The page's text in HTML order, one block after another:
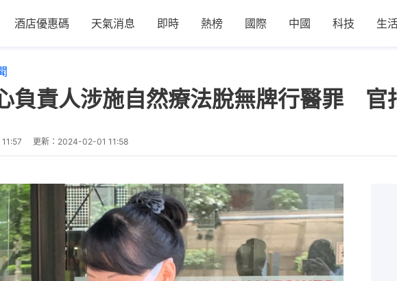
酒店優惠碼 天氣消息 即時 熱榜 國際 中國 科技 生
負責人涉施自然療法脫無牌行醫罪 官
更新： 2024-02-01 11:58